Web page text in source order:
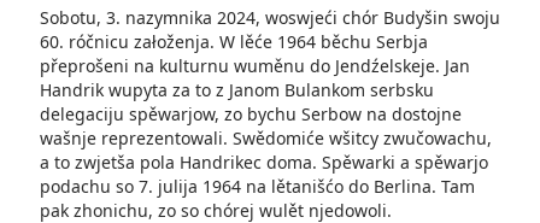
Sobotu, 3. nazymnika 2024, woswjeći chór Budyšin swoju
60. róčnicu załoženja. W lěće 1964 běchu Serbja
přeprošeni na kulturnu wuměnu do Jendźelskeje. Jan
Handrik wupyta za to z Janom Bulankom serbsku
delegaciju spěwarjow, zo bychu Serbow na dostojne
wašnje reprezentowali. Swědomiće wšitcy zwučowachu,
a to zwjetša pola Handrikec doma. Spěwarki a spěwarjo
podachu so 7. julija 1964 na lětanišćo do Berlina. Tam
pak zhonichu, zo so chórej wulět njedowoli.